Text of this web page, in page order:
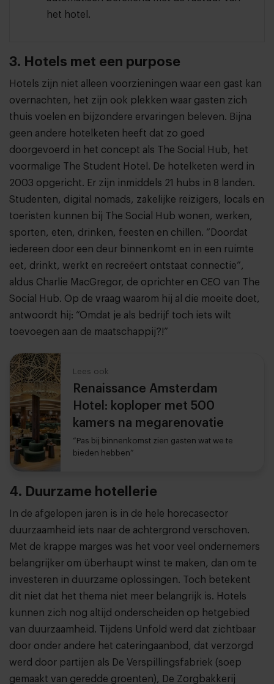
het hotel.
3. Hotels met een purpose
Hotels zijn niet alleen voorzieningen waar een gast kan
overnachten, het zijn ook plekken waar gasten zich
thuis voelen en bijzondere ervaringen beleven. Bijna
geen andere hotelketen heeft dat zo goed
doorgevoerd in het concept als The Social Hub, het
voormalige The Student Hotel. De hotelketen werd in
2003 opgericht. Er zijn inmiddels 21 hubs in 8 landen.
Studenten, digital nomads, zakelijke reizigers, locals en
toeristen kunnen bij The Social Hub wonen, werken,
sporten, eten, drinken, feesten en chillen. “Doordat
iedereen door een deur binnenkomt en in een ruimte
eet, drinkt, werkt en recreëert ontstaat connectie”,
aldus Charlie MacGregor, de oprichter en CEO van The
Social Hub. Op de vraag waarom hij al die moeite doet,
antwoordt hij: “Omdat je als bedrijf toch iets wilt
toevoegen aan de maatschappij?!”
Lees ook
Renaissance Amsterdam
Hotel: koploper met 500
kamers na megarenovatie
“Pas bij binnenkomst zien gasten wat we te
bieden hebben”
4. Duurzame hotellerie
In de afgelopen jaren is in de hele horecasector
duurzaamheid iets naar de achtergrond verschoven.
Met de krappe marges was het voor veel ondernemers
belangrijker om überhaupt winst te maken, dan om te
investeren in duurzame oplossingen. Toch betekent
dit niet dat het thema niet meer belangrijk is. Hotels
kunnen zich nog altijd onderscheiden op hetgebied
van duurzaamheid. Tijdens Unfold werd dat zichtbaar
door onder andere het cateringaanbod, dat verzorgd
werd door partijen als De Verspillingsfabriek (soep
gemaakt van geredde groenten), De Zorgbakkerij